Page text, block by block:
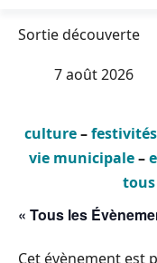
Sortie découverte
7 août 2026
culture–festivités
vie municipale–
« Tous les
Cet évènement est